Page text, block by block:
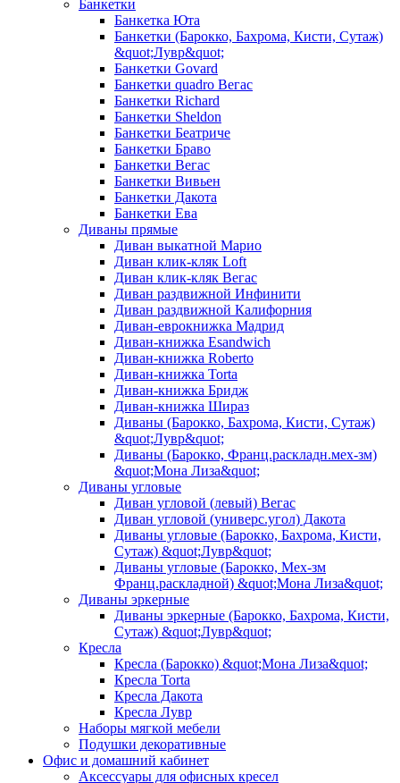
Банкетки
Банкетка Юта
Банкетки (Барокко, Бахрома, Кисти, Сутаж)
&quot;Лувр&quot;
Банкетки Govard
Банкетки quadro Вегас
Банкетки Richard
Банкетки Sheldon
Банкетки Беатриче
Банкетки Браво
Банкетки Вегас
Банкетки Вивьен
Банкетки Дакота
Банкетки Ева
Диваны прямые
Диван выкатной Марио
Диван клик-кляк Loft
Диван клик-кляк Вегас
Диван раздвижной Инфинити
Диван раздвижной Калифорния
Диван-еврокнижка Мадрид
Диван-книжка Esandwich
Диван-книжка Roberto
Диван-книжка Torta
Диван-книжка Бридж
Диван-книжка Шираз
Диваны (Барокко, Бахрома, Кисти, Сутаж)
&quot;Лувр&quot;
Диваны (Барокко, Франц.раскладн.мех-зм)
&quot;Мона Лиза&quot;
Диваны угловые
Диван угловой (левый) Вегас
Диван угловой (универс.угол) Дакота
Диваны угловые (Барокко, Бахрома, Кисти,
Сутаж) &quot;Лувр&quot;
Диваны угловые (Барокко, Мех-зм
Франц.раскладной) &quot;Мона Лиза&quot;
Диваны эркерные
Диваны эркерные (Барокко, Бахрома, Кисти,
Сутаж) &quot;Лувр&quot;
Кресла
Кресла (Барокко) &quot;Мона Лиза&quot;
Кресла Torta
Кресла Дакота
Кресла Лувр
Наборы мягкой мебели
Подушки декоративные
Офис и домашний кабинет
Аксессуары для офисных кресел